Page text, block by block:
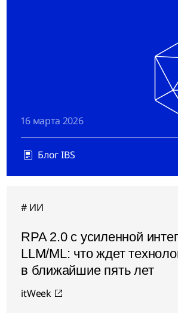
16 марта 2026
Блог IBS
ИИ
RPA 2.0 с усиленной
LLM/ML: что ждет
в ближайшие пять лет
itWeek